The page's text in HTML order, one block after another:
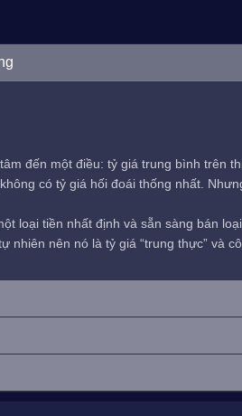
đến một điều: tỷ giá trung bình trên
có tỷ giá hối đoái thống nhất.
loại tiền nhất định và sẵn sàng bán
nên nó là tỷ giá “trung thực” và